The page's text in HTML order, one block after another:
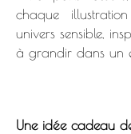
chaque
univers sensible,
à grandir dans un
Une idée cadeau